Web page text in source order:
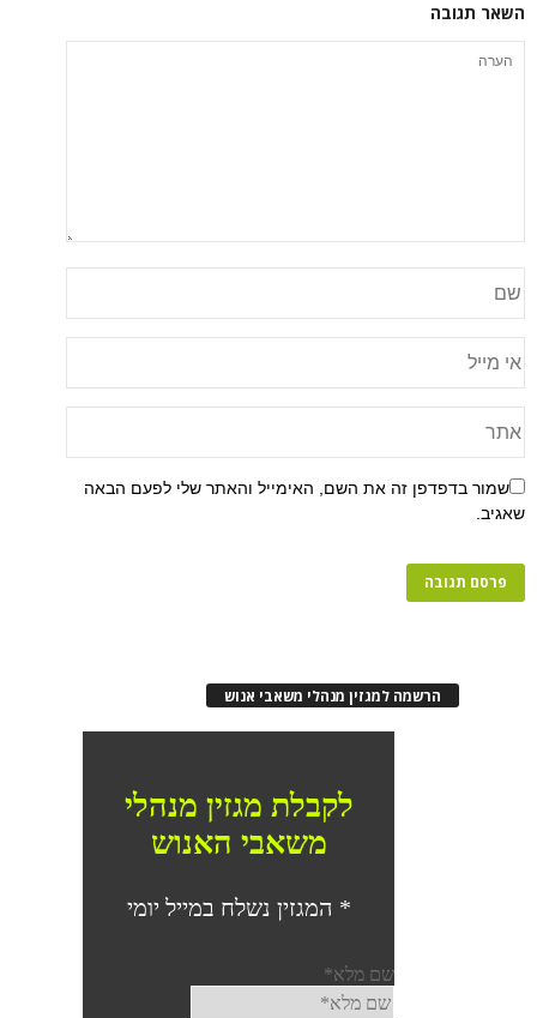
השאר תגובה
שמור בדפדפן זה את השם, האימייל והאתר שלי לפעם הבאה
שאגיב.
הרשמה למגזין מנהלי משאבי אנוש